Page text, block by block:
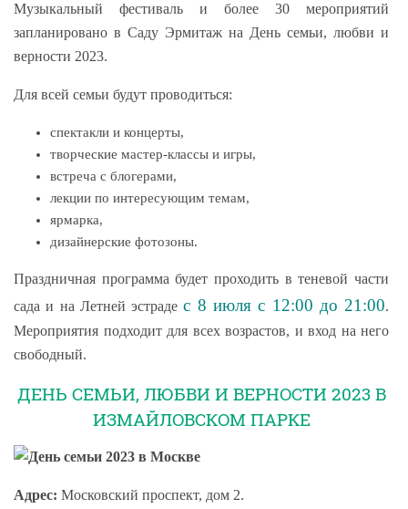
Музыкальный фестиваль и более 30 мероприятий
запланировано в Саду Эрмитаж на День семьи, любви и
верности 2023.
Для всей семьи будут проводиться:
спектакли и концерты,
творческие мастер-классы и игры,
встреча с блогерами,
лекции по интересующим темам,
ярмарка,
дизайнерские фотозоны.
Праздничная программа будет проходить в теневой части
сада и на Летней эстрадес 8 июля с 12:00 до 21:00.
Мероприятия подходит для всех возрастов, и вход на него
свободный.
ДЕНЬ СЕМЬИ, ЛЮБВИ И ВЕРНОСТИ 2023 В
ИЗМАЙЛОВСКОМ ПАРКЕ
Адрес: Московский проспект, дом 2.